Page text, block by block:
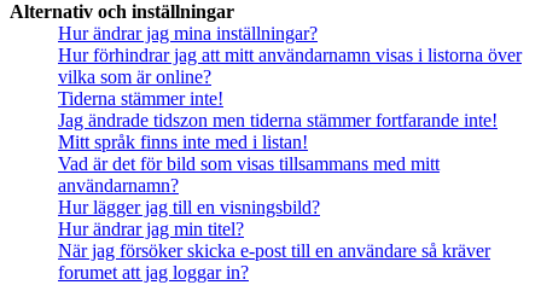
Alternativ och inställningar
Hur ändrar jag mina inställningar?
Hur förhindrar jag att mitt användarnamn visas i listorna över
vilka som är online?
Tiderna stämmer inte!
Jag ändrade tidszon men tiderna stämmer fortfarande inte!
Mitt språk finns inte med i listan!
Vad är det för bild som visas tillsammans med mitt
användarnamn?
Hur lägger jag till en visningsbild?
Hur ändrar jag min titel?
När jag försöker skicka e-post till en användare så kräver
forumet att jag loggar in?